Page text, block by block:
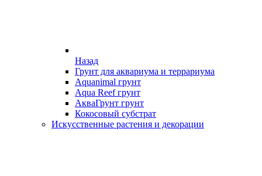
Назад
Грунт для аквариума и террариума
Aquanimal грунт
Aqua Reef грунт
АкваГрунт грунт
Кокосовый субстрат
Искусственные растения и декорации